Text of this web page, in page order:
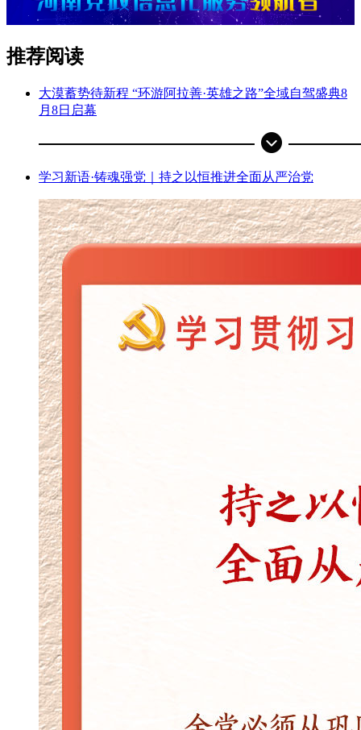
推荐阅读
大漠蓄势待新程 “环游阿拉善·英雄之路”全域自驾盛典8
月8日启幕
学习新语·铸魂强党｜持之以恒推进全面从严治党